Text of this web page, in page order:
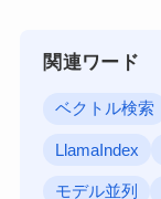
関連ワード
ベクトル検索
LlamaIndex
モデル並列